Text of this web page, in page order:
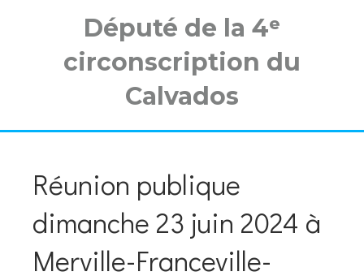
Député de la 4ᵉ
circonscription du
Calvados
Réunion publique
dimanche 23 juin 2024 à
Merville-Franceville-